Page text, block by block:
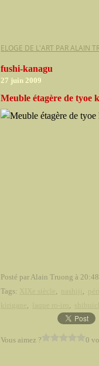
ELOGE DE L'ART PAR ALAIN
fushi-kanagu
27 juin 2009
Meuble étagère de tyoe
Posté par Alain Truong à
Tags:
, ,
, ,
Vous aimez ? 0